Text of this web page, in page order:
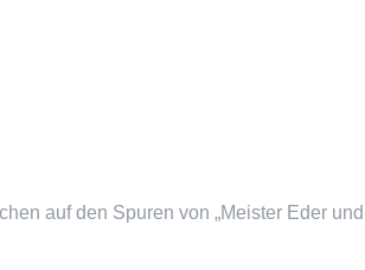
auf den Spuren von „Meister Eder